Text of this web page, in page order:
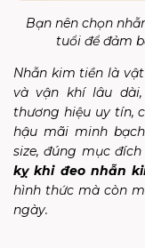
Bạn nên chọn
tuổi để đảm
Nhẫn kim tiền là
và vận khí lâu
thương hiệu uy tín,
hậu mãi minh
size, đúng mục
kỵ khi đeo nhẫn
hình thức mà còn
ngày.